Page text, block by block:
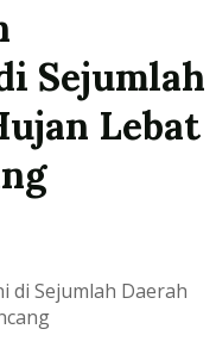
Sejumlah
Lebat